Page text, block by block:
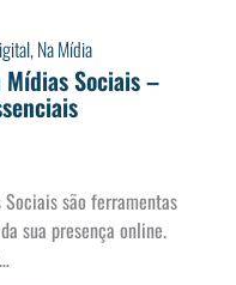
,Na Mídia
Sociais –
são ferramentas
sua presença online.